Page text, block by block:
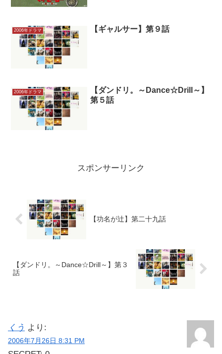
2006年ドラマ 【ギャルサー】第９話
2006年ドラマ
【ダンドリ。～Dance☆Drill～】
第５話
スポンサーリンク
【功名が辻】第二十九話
【ダンドリ。～Dance☆Drill～】第３
話
くう より:
2006年7月26日 8:31 PM